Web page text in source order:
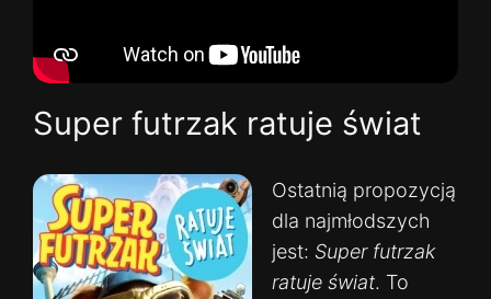
Super futrzak ratuje świat
Ostatnią propozycją
dla najmłodszych
jest: Super futrzak
ratuje świat. To